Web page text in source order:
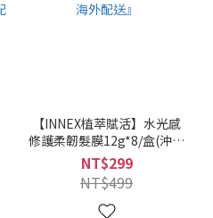
【INNEX植萃賦活】水光感
修護柔韌髮膜12g*8/盒(沖洗
式) 單件賣場 (爆水髮膜/膠囊
髮膜/密集修護/保濕/護髮)｜
美吾髮『可海外配送』
NT$299
NT$499